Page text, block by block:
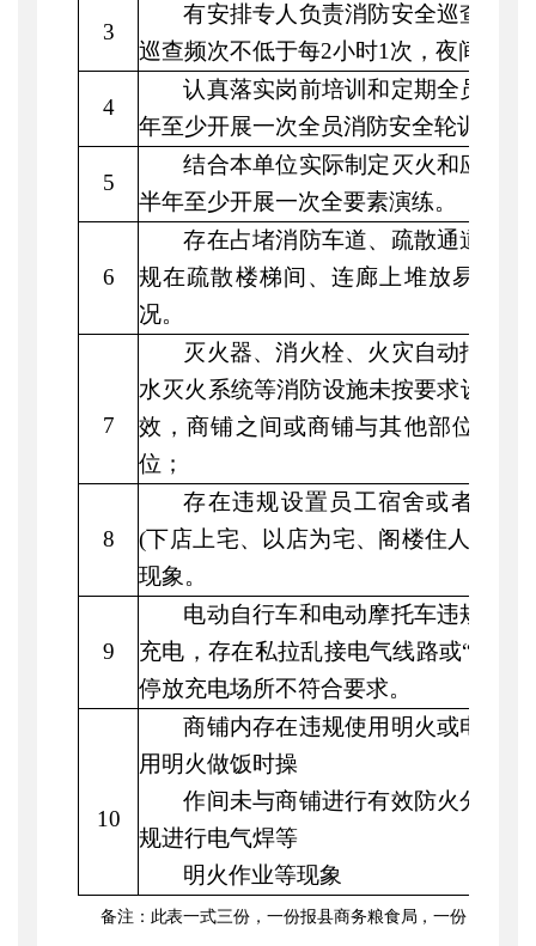
3
有安排专人负责消防安全巡查工作
巡查频次不低于每2小时1次，夜间至少
4
认真落实岗前培训和定期全员轮训
年至少开展一次全员消防安全轮训。
5
结合本单位实际制定灭火和应急疏
半年至少开展一次全要素演练。
6
存在占堵消防车道、疏散通道、安
规在疏散楼梯间、连廊上堆放易燃可
况。
7
灭火器、消火栓、火灾自动报警系
水灭火系统等消防设施未按要求设置并
效，商铺之间或商铺与其他部位是否
位；
8
存在违规设置员工宿舍或者商铺
(下店上宅、以店为宅、阁楼住人等),形
现象。
9
电动自行车和电动摩托车违规在建
充电，存在私拉乱接电气线路或“飞线
停放充电场所不符合要求。
10
商铺内存在违规使用明火或电取暖
用明火做饭时操
作间未与商铺进行有效防火分隔、
规进行电气焊等
明火作业等现象
备注：此表一式三份，一份报县商务粮食局，一份